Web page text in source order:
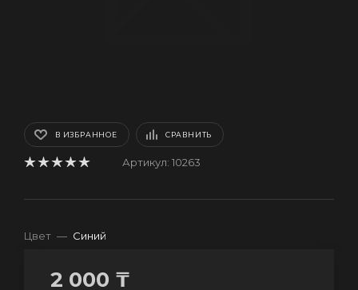
В ИЗБРАННОЕ СРАВНИТЬ
Артикул: 10263
Цвет — Синий
2 000 ₸